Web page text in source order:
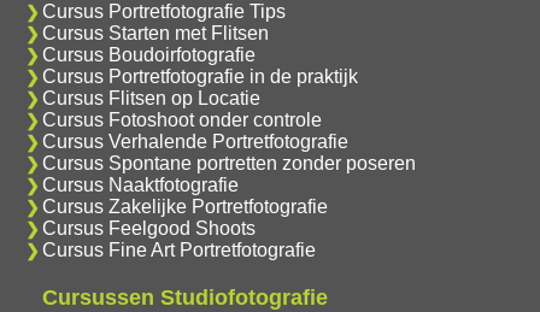
Cursus Portretfotografie Tips
Cursus Starten met Flitsen
Cursus Boudoirfotografie
Cursus Portretfotografie in de praktijk
Cursus Flitsen op Locatie
Cursus Fotoshoot onder controle
Cursus Verhalende Portretfotografie
Cursus Spontane portretten zonder poseren
Cursus Naaktfotografie
Cursus Zakelijke Portretfotografie
Cursus Feelgood Shoots
Cursus Fine Art Portretfotografie
Cursussen Studiofotografie